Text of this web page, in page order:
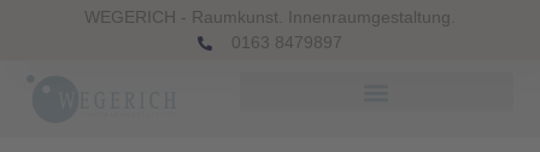
WEGERICH - Raumkunst. Innenraumgestaltung.
0163 8479897